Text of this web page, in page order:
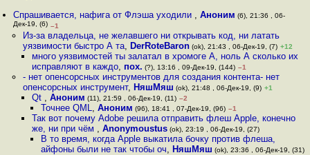
Спрашивается, нафига от Флэша уходили ,Аноним (6), 21:36 , 06-
Дек-19, (6) –1
Из-за владельца, не желавшего ни открывать код, ни латать
уязвимости быстро А та, DerRoteBaron(ok), 21:43 , 06-Дек-19, (7) +12
много уязвимостей ты залатал в хромоге А, ноль А сколько их
исправляют в каждо, пох. (?), 13:16 , 09-Дек-19, (144) –1
- нет опенсорсных инструментов для создания контента- нет
опенсорсных инструмент, НяшМяш (ok), 21:48 , 06-Дек-19, (9) +1
Qt , Аноним (11), 21:59 , 06-Дек-19, (11) –2
Точнее QML,Аноним (96), 18:41 , 07-Дек-19, (96) –1
Так вот почему Adobe решила отправить флеш Apple, конечно
же, ни при чём , Anonymoustus(ok), 23:19 , 06-Дек-19, (27)
В то время, когда Apple выкатила бочку против флеша,
айфоны были не так чтобы оч, НяшМяш (ok), 23:36 , 06-Дек-19, (31)